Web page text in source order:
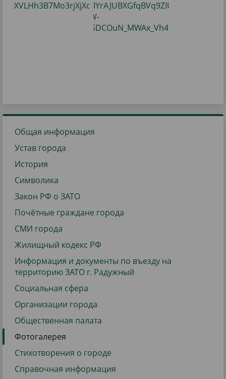
Общая информация
Устав города
История
Символика
Закон РФ о ЗАТО
Почётные граждане города
СМИ города
Жилищный кодекс РФ
Информация и документы по въезду на
территорию ЗАТО г. Радужный
Социальная сфера
Организации города
Общественная палата
Фотогалерея
Стихотворения о городе
Справочная информация